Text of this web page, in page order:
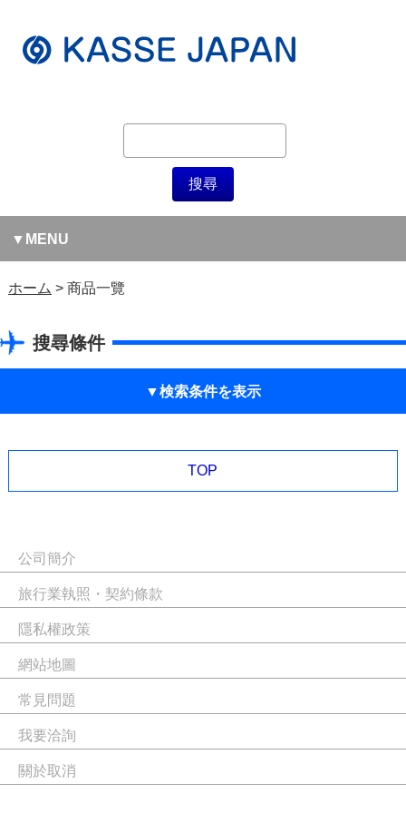
MENU
ホーム 商品一覽
搜尋條件
TOP
公司簡介
旅行業執照・契約條款
隱私權政策
網站地圖
常見問題
我要洽詢
關於取消